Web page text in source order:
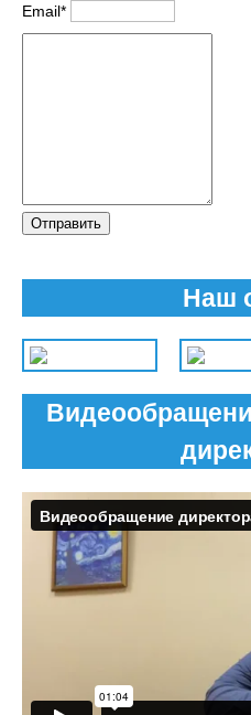
Email*
Отправить
Наш